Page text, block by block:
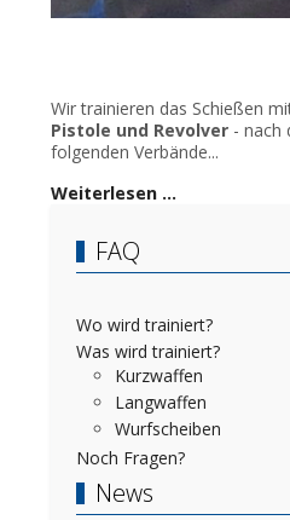
Wir trainieren das Schießen
Pistole und Revolver - nach
folgenden Verbände...
Weiterlesen …
FAQ
Wo wird trainiert?
Was wird trainiert?
Kurzwaffen
Langwaffen
Wurfscheiben
Noch Fragen?
News